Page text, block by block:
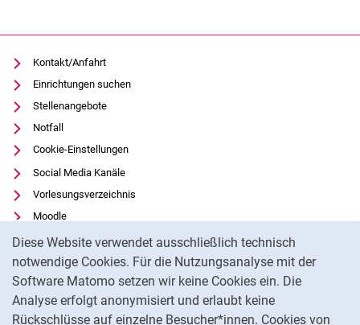
Diese Website verwendet ausschließlich technisch
notwendige Cookies. Für die Nutzungsanalyse mit der
Software Matomo setzen wir keine Cookies ein. Die
Analyse erfolgt anonymisiert und erlaubt keine
Rückschlüsse auf einzelne Besucher*innen. Cookies von
Kontakt/Anfahrt
Einrichtungen suchen
Stellenangebote
Notfall
Cookie-Einstellungen
Social Media Kanäle
Vorlesungsverzeichnis
Moodle
Panopto
Universitätsbibliothek
Datenschutz
Barrierefreiheit